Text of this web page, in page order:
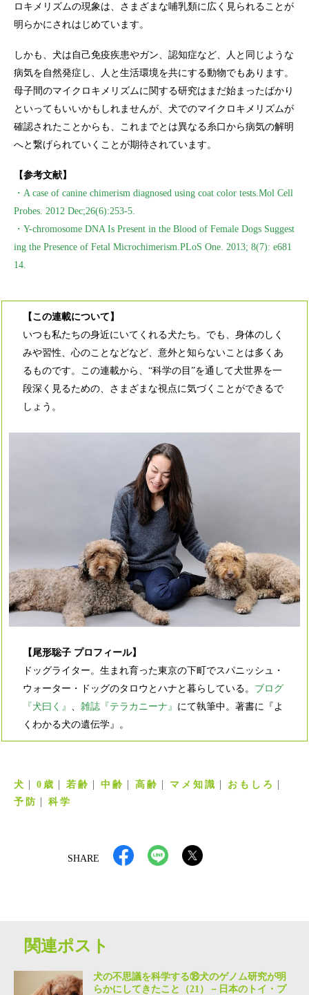
ロキメリズムの現象は、さまざまな哺乳類に広く見られることが
明らかにされはじめています。
しかも、犬は自己免疫疾患やガン、認知症など、人と同じような
病気を自然発症し、人と生活環境を共にする動物でもあります。
母子間のマイクロキメリズムに関する研究はまだ始まったばかり
といってもいいかもしれませんが、犬でのマイクロキメリズムが
確認されたことからも、これまでとは異なる糸口から病気の解明
へと繋げられていくことが期待されています。
【参考文献】
・A case of canine chimerism diagnosed using coat color tests.Mol Cell
Probes. 2012 Dec;26(6):253-5.
・Y-chromosome DNA Is Present in the Blood of Female Dogs Suggest
ing the Presence of Fetal Microchimerism.PLoS One. 2013; 8(7): e681
14.
【この連載について】
いつも私たちの身近にいてくれる犬たち。でも、身体のしく
みや習性、心のことなどなど、意外と知らないことは多くあ
るものです。この連載から、“科学の目”を通して犬世界を一
段深く見るための、さまざまな視点に気づくことができるで
しょう。
【尾形聡子 プロフィール】
ドッグライター。生まれ育った東京の下町でスパニッシュ・
ウォーター・ドッグのタロウとハナと暮らしている。 ブログ
『犬曰く』
雑誌『テラカニーナ』 にて執筆中。著書に『よ
くわかる犬の遺伝学』。
犬 0歳 若齢 中齢 高齢 マメ知識
おもしろ
予防
科学
SHARE
関連ポスト
犬の不思議を科学する⑱犬のゲノム研究が明
らかにしてきたこと（21）－日本のトイ・プ